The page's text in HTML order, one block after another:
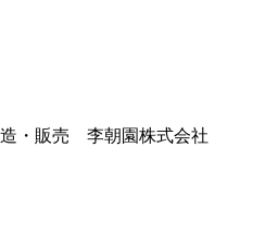
・販売 李朝園株式会社